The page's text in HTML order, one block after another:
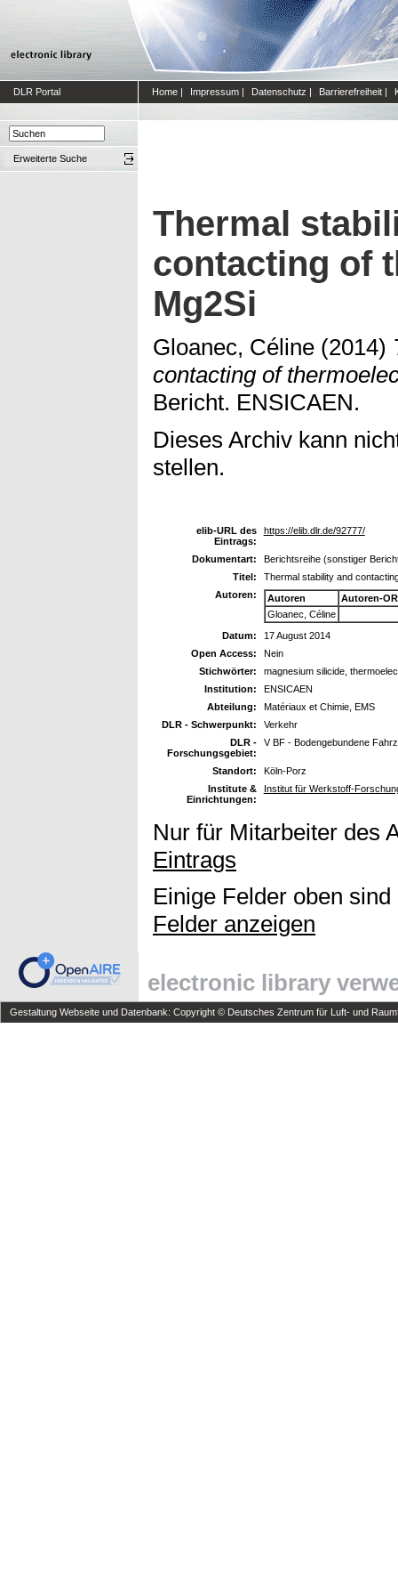
DLR Portal Home | Impressum | Datenschutz | Barrierefreiheit |
Erweiterte Suche
Thermal
contacting of
Mg2Si
Gloanec, Céline (2014)
contacting of
Bericht. ENSICAEN.
Dieses Archiv kann
stellen.
elib-URL des
Eintrags:
https://elib.dlr.de/92777/
Dokumentart:
Berichtsreihe (sonstiger
Titel:
Thermal stability and
Autoren:
Autoren
Autoren-
Gloanec, Céline
Datum:
17 August 2014
Open Access:
Nein
Stichwörter:
magnesium silicide,
Institution:
ENSICAEN
Abteilung:
Matériaux et Chimie, EMS
DLR - Schwerpunkt:
Verkehr
DLR -
Forschungsgebiet:
V BF - Bodengebundene
Standort:
Köln-Porz
Institute &
Einrichtungen:
Institut für Werkstoff-
Nur für Mitarbeiter des
Eintrags
Einige Felder oben
Felder anzeigen
electronic library
Gestaltung Webseite und Datenbank: Copyright © Deutsches Zentrum für Luft- und